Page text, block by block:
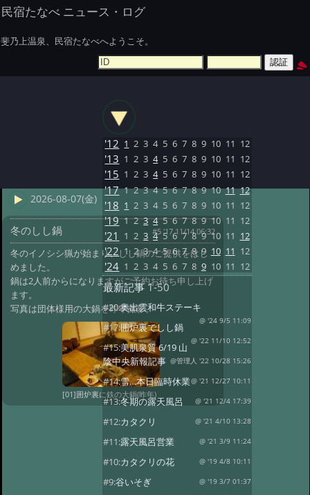
民宿たなべ ニュース・ログ
斐乃上温泉、民宿たなべへようこそ。
2026-08-07(金)
冬のしし鍋 #5 '17 11/14 06:32
冬のイノシシ猟が始まり、しし鍋のご提供をはじ
めました。
鍋は2人前からになりますがご予約お待ち申し上げ
ます。
写真は団体様用の大鍋を昨年撮影。
[01]囲炉裏に鉄の大鍋(昨年)
'12 1 2 3 4 5 6 7 8 9 10 11 12
'13 1 2 3 4 5 6 7 8 9 10 11 12
'15 1 2 3 4 5 6 7 8 9 10 11 12
'17 1 2 3 4 5 6 7 8 9 10 11 12
'18 1 2 3 4 5 6 7 8 9 10 11 12
'19 1 2 3 4 5 6 7 8 9 10 11 12
'21 1 2 3 4 5 6 7 8 9 10 11 12
'22 1 2 3 4 5 6 7 8 9 10 11 12
'24 1 2 3 4 5 6 7 8 9 10 11 12
最新記事1-50
#20:奥出雲和牛ステーキ
@ '24 9/5 11:09
#17:囲炉裏でしし鍋
@ '22 11/10 12:52
#15:美肌泉質 6/19 山
陰中央新報記事 @管理人 '22 10/28 15:26
#14:雪…本日臨時休業@ '21 12/27 10:11
#13:冬期の露天風呂 @ '21 12/4 17:39
#12:カタクリ @ '21 4/10 13:28
#11:露天風呂営業 @ '21 3/9 11:24
#10:カタクリの花 @ '19 4/8 10:11
#9:谷いそぎ @ '19 3/7 01:37